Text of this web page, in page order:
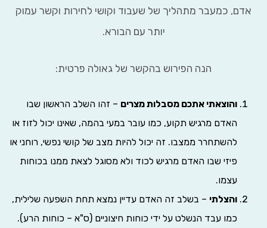
כמעבר מתהליך של שעבוד וקושי לחירות וקשר עמוק
יותר עם הבורא.
הנה הפירוש בהקשר של גאולה פרטית:
והוצאתי אתכם מסבלות מצרים– זהו השלב הראשון שבו
האדם מרגיש תקוע, כמו עובר במעי בהמה, שאינו יכול לזוז או
להשתחרר ממצבו. זה יכול להיות מצב של קושי נפשי, רוחני או
פיזי שבו האדם מרגיש לכוד ולא מסוגל לצאת ממנו בכוחות
והצלתי– בשלב זה האדם עדיין נמצא תחת השפעה שלילית,
כמו עבד הנשלט על ידי כוחות חיצוניים (ס"א – כוחות הרע).